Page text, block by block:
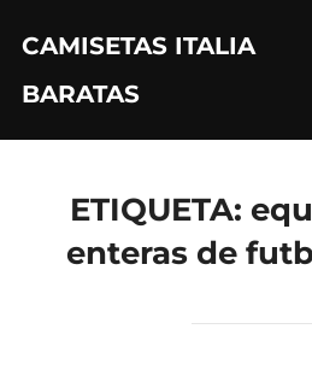
contenido
CAMISETAS ITALIA
BARATAS
ETIQUETA:
enteras de